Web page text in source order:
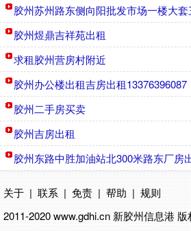
胶州苏州路东侧向阳批发市场一楼大套
胶州煜鼎吉祥苑出租
求租胶州营房村附近
胶州办公楼出租吉房出租13376396087
胶州二手房买卖
胶州吉房出租
胶州东路中胜加油站北300米路东厂房
关于 | 联系 | 免责 | 帮助 | 规则
2011-2020 www.gdhi.cn 新胶州信息港 版